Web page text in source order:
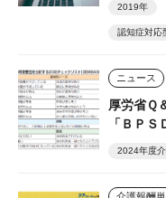
2019年
認知症対応
ニュース
厚労省Ｑ
「ＢＰＳ
2024年度